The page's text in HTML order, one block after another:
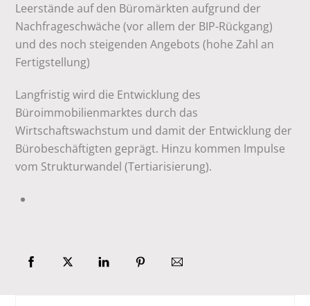
Leerstände auf den Büromärkten aufgrund der
Nachfrageschwäche (vor allem der BIP-Rückgang)
und des noch steigenden Angebots (hohe Zahl an
Fertigstellung)
Langfristig wird die Entwicklung des
Büroimmobilienmarktes durch das
Wirtschaftswachstum und damit der Entwicklung der
Bürobeschäftigten geprägt. Hinzu kommen Impulse
vom Strukturwandel (Tertiarisierung).